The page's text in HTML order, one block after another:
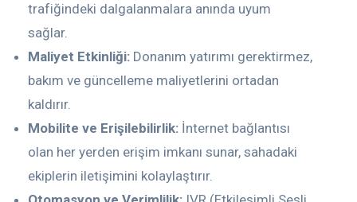
trafiğindeki dalgalanmalara anında uyum
sağlar.
Maliyet Etkinliği: Donanım yatırımı gerektirmez,
bakım ve güncelleme maliyetlerini ortadan
kaldırır.
Mobilite ve Erişilebilirlik: İnternet bağlantısı
olan her yerden erişim imkanı sunar, sahadaki
ekiplerin iletişimini kolaylaştırır.